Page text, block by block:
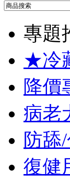
專題
★冷
降價
病老
防舔
復健